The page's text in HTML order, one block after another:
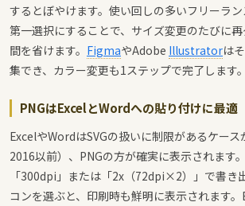
するとぼやけます。使い回しの多いフリーラ
第一選択にすることで、サイズ変更のたびに
間を省けます。 FigmaやAdobe Illustratorは
集でき、カラー変更も1ステップで完了します。
PNGはExcelとWordへの貼り付けに最適
ExcelやWordはSVGの扱いに制限があるケー
2016以前）、PNGの方が確実に表示されます
「300dpi」または「2x（72dpi×2）」で書き
コンを選ぶと、印刷時も鮮明に表示されます